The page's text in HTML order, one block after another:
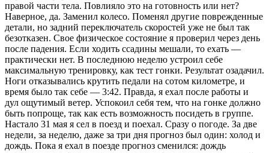
правой части тела. Повлияло это на готовность или нет?
Наверное, да. Заменил колесо. Поменял другие поврежденные
детали, но задний переключатель скоростей уже не был так
безотказен. Свое физическое состояние я проверил через день
после падения. Если ходить ссадины мешали, то ехать —
практически нет. В последнюю неделю устроил себе
максимальную тренировку, как тест гонки. Результат озадачил.
Ноги отказывались крутить педали на сотом километре, и
время было так себе — 3:42. Правда, я ехал после работы и
дул ощутимый ветер. Успокоил себя тем, что на гонке должно
быть попроще, так как есть возможность посидеть в группе.
Настало 31 мая я сел в поезд и поехал. Сразу о погоде. За две
недели, за неделю, даже за три дня прогноз был один: холод и
дождь. Пока я ехал в поезде прогноз сменился: дождь